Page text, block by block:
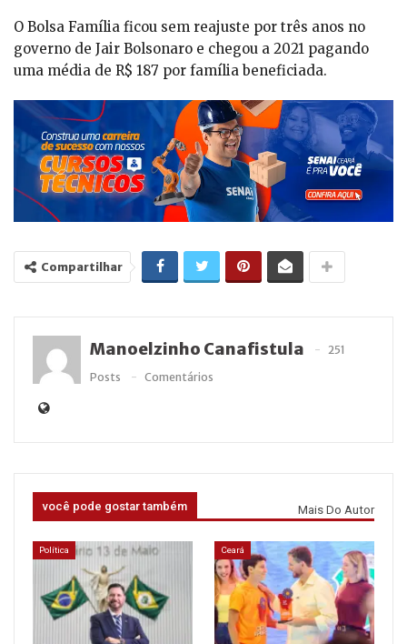
O Bolsa Família ficou sem reajuste por três anos no
governo de Jair Bolsonaro e chegou a 2021 pagando
uma média de R$ 187 por família beneficiada.
Compartilhar
Manoelzinho Canafistula
251
Posts
Comentários
você pode gostar também Mais Do Autor
Política Ceará